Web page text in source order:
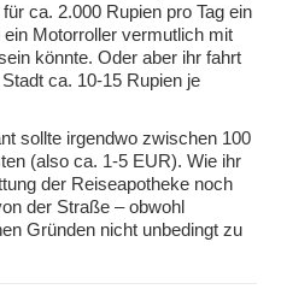
ca. 2.000 Rupien pro Tag ein
Motorroller vermutlich mit
könnte. Oder aber ihr fahrt
ca. 10-15 Rupien je
sollte irgendwo zwischen 100
(also ca. 1-5 EUR). Wie ihr
der Reiseapotheke noch
der Straße – obwohl
Gründen nicht unbedingt zu